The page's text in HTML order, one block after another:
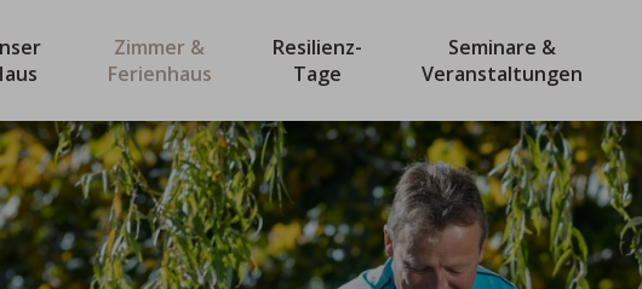
Zimmer &
Ferienhaus
Resilienz-
Tage
Seminare &
Veranstaltungen